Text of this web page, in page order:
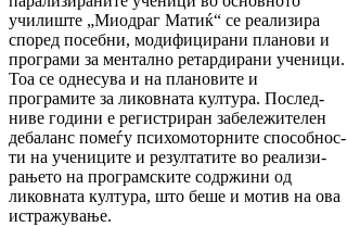
училиш­те „Миодраг Матиќ“ се реализира
според по­себ­ни, модифицирани планови и
програми за ментално ретардирани ученици.
Тоа се однесу­ва и на пла­но­вите и
програмите за ликовната кул­тура. Пос­лед­
ниве години е регистриран за­бележи­те­лен
де­­­баланс помеѓу психомоторните способ­нос­
ти на учениците и резултатите во реализи­
рањето на програмските содржини од
ликовната култура, што беше и мотив на ова
истражување.